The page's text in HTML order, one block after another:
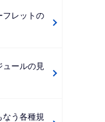
フレットの
ュールの見
う各種規